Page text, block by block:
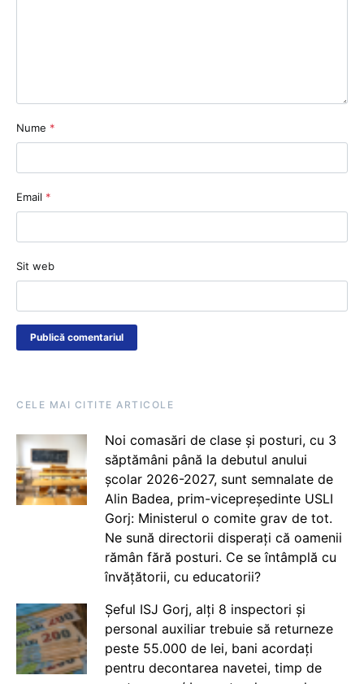
Nume *
Email *
Sit web
CELE MAI CITITE ARTICOLE
Noi comasări de clase și posturi, cu 3
săptămâni până la debutul anului
școlar 2026-2027, sunt semnalate de
Alin Badea, prim-vicepreședinte USLI
Gorj: Ministerul o comite grav de tot.
Ne sună directorii disperați că oamenii
rămân fără posturi. Ce se întâmplă cu
învățătorii, cu educatorii?
Șeful ISJ Gorj, alți 8 inspectori și
personal auxiliar trebuie să returneze
peste 55.000 de lei, bani acordați
pentru decontarea navetei, timp de